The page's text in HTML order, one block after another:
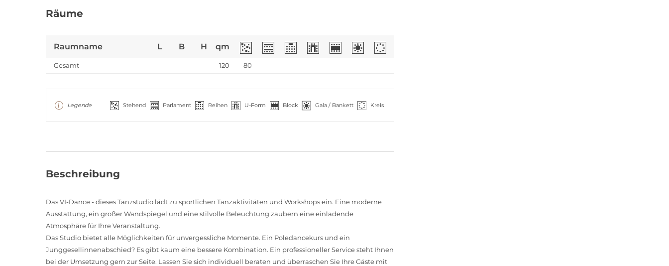
Räume
Raumname L B H qm
Gesamt 120 80
Legende Stehend Parlament Reihen U-Form Block Gala / Bankett Kreis
Beschreibung
Das VI-Dance - dieses Tanzstudio lädt zu sportlichen Tanzaktivitäten und Workshops ein. Eine moderne
Ausstattung, ein großer Wandspiegel und eine stilvolle Beleuchtung zaubern eine einladende
Atmosphäre für Ihre Veranstaltung.
Das Studio bietet alle Möglichkeiten für unvergessliche Momente. Ein Poledancekurs und ein
Junggesellinnenabschied? Es gibt kaum eine bessere Kombination. Ein professioneller Service steht Ihnen
bei der Umsetzung gern zur Seite. Lassen Sie sich individuell beraten und überraschen Sie Ihre Gäste mit